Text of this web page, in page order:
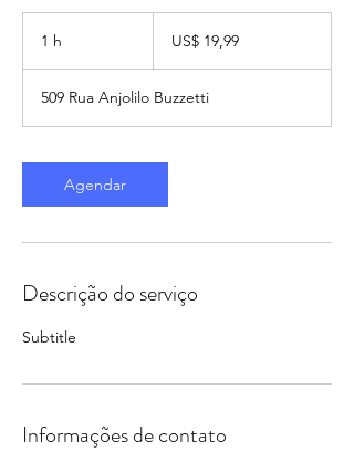
1 h
americanos
US$ 19,99
509 Rua Anjolilo Buzzetti
Agendar
Descrição do serviço
Subtitle
Informações de contato